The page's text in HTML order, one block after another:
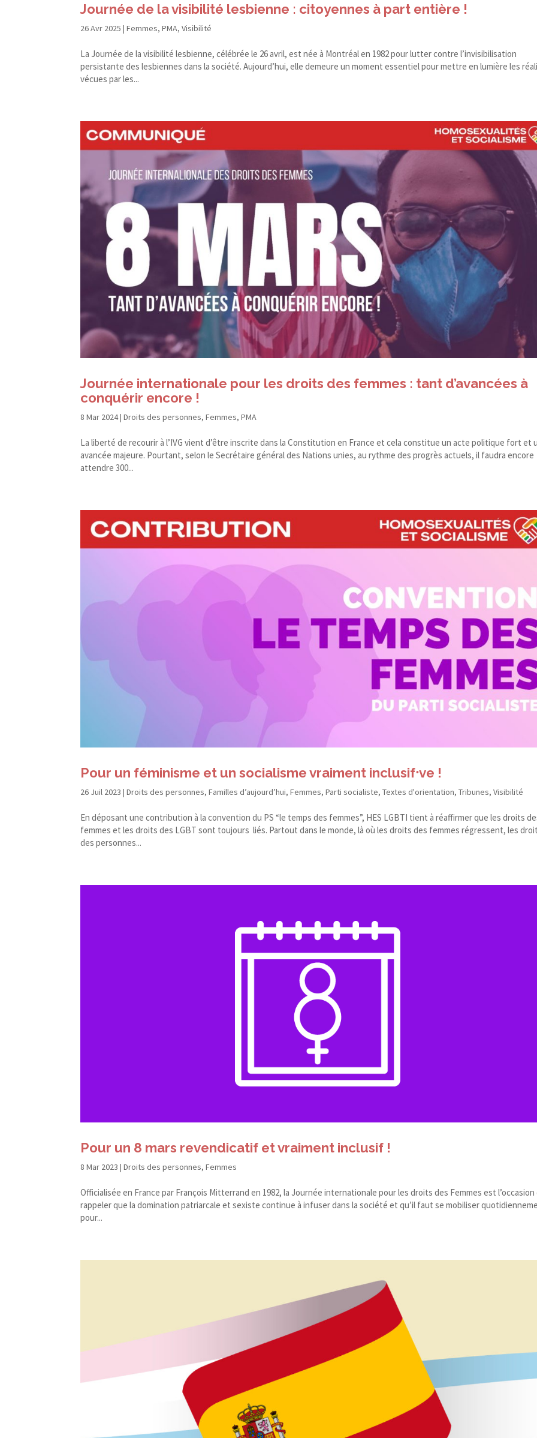
Journée de la visibilité lesbienne : citoyennes à part entière !
26 Avr 2025 |Femmes,PMA,Visibilité
La Journée de la visibilité lesbienne, célébrée le 26 avril, est née à Montréal en 1982 pour lutter contre l’invisibilisation
persistante des lesbiennes dans la société. Aujourd’hui, elle demeure un moment essentiel pour mettre en lumière les
vécues par les...
Journée internationale pour les droits des femmes : tant d’avancées à
conquérir encore !
8 Mar 2024|Droits des personnes,Femmes,PMA
La liberté de recourir à l’IVG vient d’être inscrite dans la Constitution en France et cela constitue un acte politique fort et
avancée majeure. Pourtant, selon le Secrétaire général des Nations unies, au rythme des progrès actuels, il faudra encore
attendre 300...
Pour un féminisme et un socialisme vraiment inclusif⸱ve !
26 Juil 2023 |Droits des personnes,Familles d’aujourd’hui,Femmes,Parti socialiste,Textes d'orientation,Tribunes,Visibilité
En déposant une contribution à la convention du PS “le temps des femmes”, HES LGBTI tient à réaffirmer que les droits
femmes et les droits des LGBT sont toujours liés. Partout dans le monde, là où les droits des femmes régressent, les
des personnes...
Pour un 8 mars revendicatif et vraiment inclusif !
8 Mar 2023 |Droits des personnes,Femmes
Officialisée en France par François Mitterrand en 1982, la Journée internationale pour les droits des Femmes est l’occasion
rappeler que la domination patriarcale et sexiste continue à infuser dans la société et qu’il faut se mobiliser
pour...